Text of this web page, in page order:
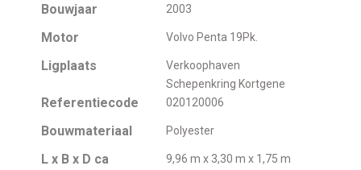
Bouwjaar 2003
Motor Volvo Penta 19Pk.
Ligplaats
Verkoophaven
Schepenkring Kortgene
Referentiecode 020120006
Bouwmateriaal Polyester
L x B x D ca 9,96 m x 3,30 m x 1,75 m